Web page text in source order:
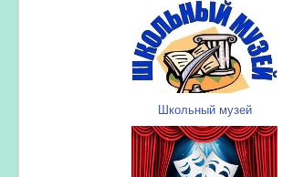
Школьный музей